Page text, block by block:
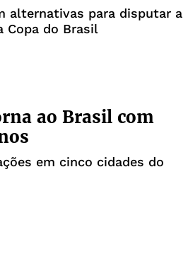
alternativas para disputar a
Copa do Brasil
ao Brasil com
em cinco cidades do